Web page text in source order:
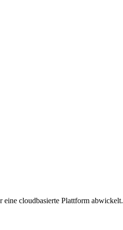
eine cloudbasierte Plattform abwickelt.